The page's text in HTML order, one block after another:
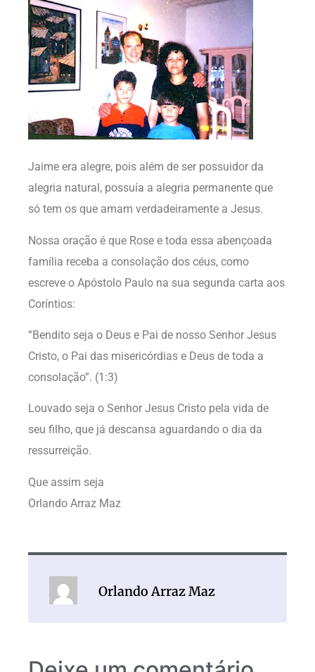
Jaime era alegre, pois além de ser possuidor da
alegria natural, possuía a alegria permanente que
só tem os que amam verdadeiramente a Jesus.
Nossa oração é que Rose e toda essa abençoada
família receba a consolação dos céus, como
escreve o Apóstolo Paulo na sua segunda carta aos
Coríntios:
“Bendito seja o Deus e Pai de nosso Senhor Jesus
Cristo, o Pai das misericórdias e Deus de toda a
consolação”. (1:3)
Louvado seja o Senhor Jesus Cristo pela vida de
seu filho, que já descansa aguardando o dia da
ressurreição.
Que assim seja
Orlando Arraz Maz
Orlando Arraz Maz